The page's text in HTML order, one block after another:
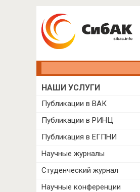
НАШИ УСЛУГИ
Публикации в ВАК
Публикации в РИНЦ
Публикация в ЕГПНИ
Научные журналы
Студенческий журнал
Научные конференции